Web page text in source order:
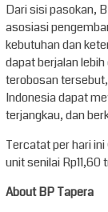
Dari sisi pasokan,
asosiasi
kebutuhan dan
dapat berjalan
terobosan
Indonesia dapat
terjangkau, dan
Tercatat per hari
unit senilai Rp11,60
About BP Tapera